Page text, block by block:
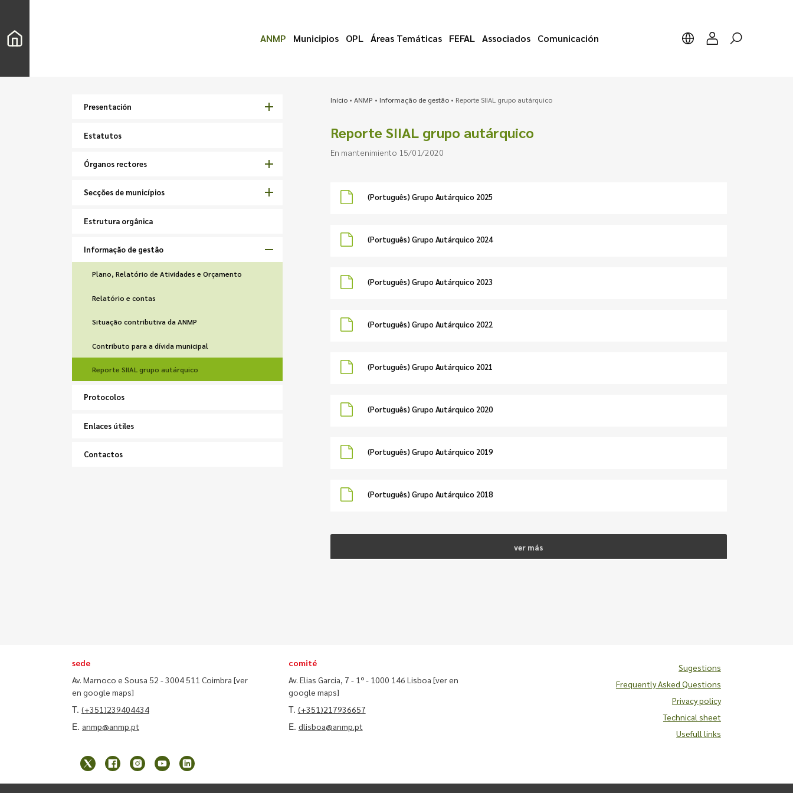
ANMP Municipios OPL Áreas Temáticas FEFAL Associados Comunicación
Buscar
Presentación
Estatutos
Órganos rectores
Secções de municípios
Estrutura orgânica
Informação de gestão
Plano, Relatório de Atividades e Orçamento
Relatório e contas
Situação contributiva da ANMP
Contributo para a dívida municipal
Reporte SIIAL grupo autárquico
Protocolos
Enlaces útiles
Contactos
Início• ANMP • Informação de gestão• Reporte SIIAL grupo autárquico
Reporte SIIAL grupo autárquico
En mantenimiento 15/01/2020
(Português) Grupo Autárquico 2025
(Português) Grupo Autárquico 2024
(Português) Grupo Autárquico 2023
(Português) Grupo Autárquico 2022
(Português) Grupo Autárquico 2021
(Português) Grupo Autárquico 2020
(Português) Grupo Autárquico 2019
(Português) Grupo Autárquico 2018
ver más
sede
Av. Marnoco e Sousa 52 - 3004 511 Coimbra [ver
en google maps]
T. (+351)239404434
E. anmp@anmp.pt
comité
Av. Elias Garcia, 7 - 1º - 1000 146 Lisboa [ver en
google maps]
T. (+351)217936657
E. dlisboa@anmp.pt
Sugestions
Frequently Asked Questions
Privacy policy
Technical sheet
Usefull links